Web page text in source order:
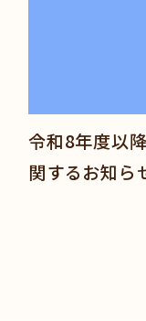
令和8年度以
関するお知ら